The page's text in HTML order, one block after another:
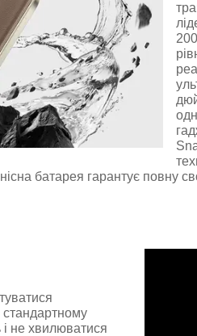
батарея гарантує повну
і не хвилюватися